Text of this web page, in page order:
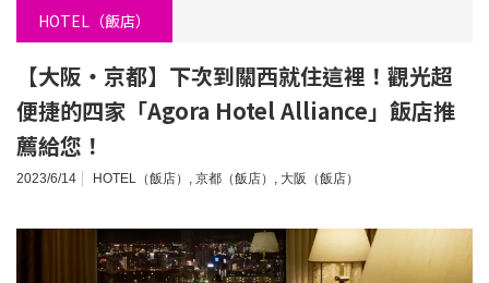
HOTEL（飯店）
【大阪・京都】下次到關西就住這裡！觀光超
便捷的四家「Agora Hotel Alliance」飯店推
薦給您！
2023/6/14 HOTEL（飯店） , 京都（飯店） , 大阪（飯店）